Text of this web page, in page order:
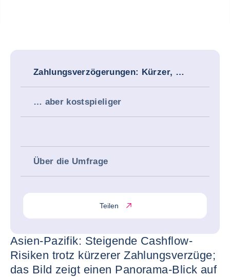
Zahlungsverzögerungen: Kürzer, …
… aber kostspieliger
Über die Umfrage
Teilen
Asien-Pazifik: Steigende Cashflow-
Risiken trotz kürzerer Zahlungsverzüge;
das Bild zeigt einen Panorama-Blick auf